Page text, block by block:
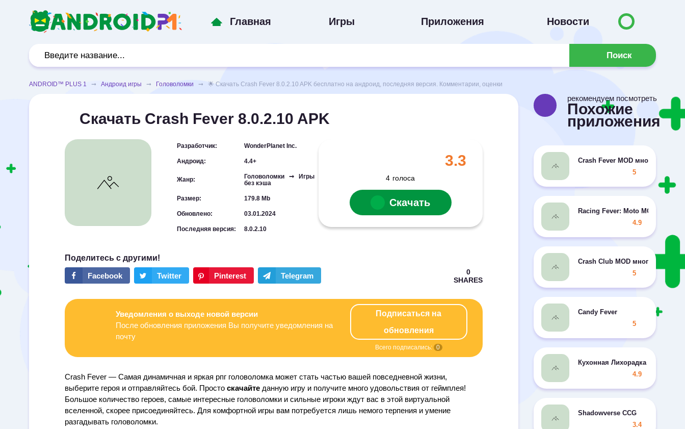
Главная Игры Приложения Новости
Поиск
ANDROID™ PLUS 1 ➞ Андроид игры ➞ Головоломки ➞ 🌟 Скачать Crash Fever 8.0.2.10 APK бесплатно на андроид, последняя версия. Комментарии, оценки
Скачать Crash Fever 8.0.2.10 APK
Разработчик: WonderPlanet Inc.
Андроид: 4.4+
Жанр:
Головоломки ➞ Игры
без кэша
Размер: 179.8 Mb
Обновлено: 03.01.2024
Последняя версия: 8.0.2.10
3.3
4 голоса
Скачать
Уведомления о выходе новой версии
После обновления приложения Вы получите уведомления на
почту
Подписаться на
обновления
Всего подписались: 0
Crash Fever — Самая динамичная и яркая рпг головоломка может стать частью вашей повседневной жизни,
выберите героя и отправляйтесь бой. Просто скачайте данную игру и получите много удовольствия от геймплея!
Большое количество героев, самые интересные головоломки и сильные игроки ждут вас в этой виртуальной
вселенной, скорее присоединяйтесь. Для комфортной игры вам потребуется лишь немого терпения и умение
разгадывать головоломки.
рекомендуем посмотреть
Похожие
приложения
Crash Fever MOD много урона/
5
Racing Fever: Moto MOD много
4.9
Crash Club MOD много жетонов
5
Candy Fever
5
Кухонная Лихорадка
4.9
Shadowverse CCG
3.4